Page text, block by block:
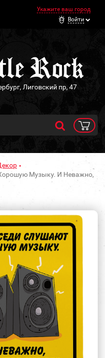
Укажите ваш город
Войти
Лиговский пр, 47
Музыку. И Неважно,